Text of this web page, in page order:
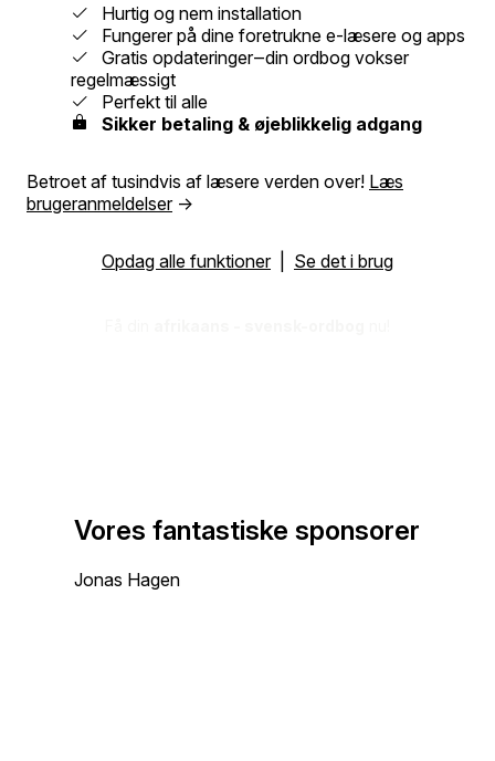
Hurtig og nem installation
Fungerer på dine foretrukne e-læsere og apps
Gratis opdateringer‒din ordbog vokser
regelmæssigt
Perfekt til alle
Sikker betaling & øjeblikkelig adgang
Betroet af tusindvis af læsere verden over! Læs
brugeranmeldelser→
Opdag alle funktioner| Se det i brug
Vores fantastiske sponsorer
Jonas Hagen